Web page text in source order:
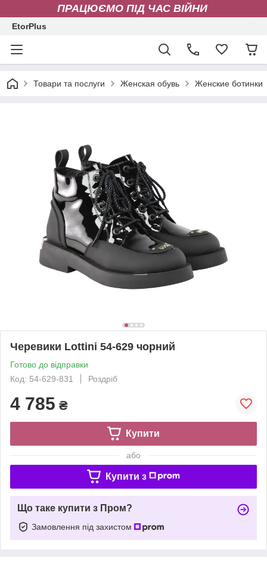
ПРАЦЮЄМО ПІД ЧАС ВІЙНИ
EtorPlus
Товари та послуги Женская обувь Женские ботинки
Черевики Lottini 54-629 чорний
Готово до відправки
Код: 54-629-831
Роздріб
4 785 ₴
Купити
або
Купити з
Що таке купити з Пром?
Замовлення під захистом